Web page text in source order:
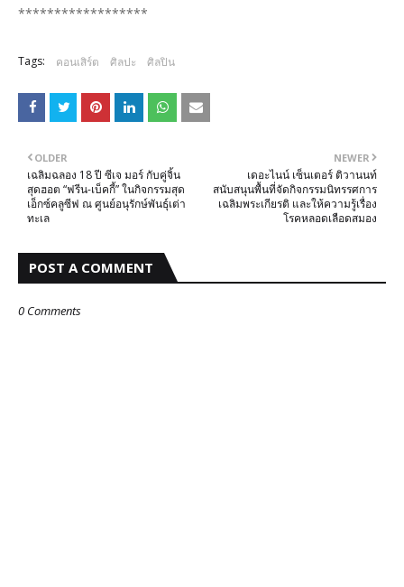
******************
Tags: คอนเสิร์ต ศิลปะ ศิลปิน
NEWER
เดอะไนน์ เซ็นเตอร์ ติวานนท์
สนับสนุนพื้นที่จัดกิจกรรมนิทรรศการ
เฉลิมพระเกียรติ และให้ความรู้เรื่อง
โรคหลอดเลือดสมอง
OLDER
เฉลิมฉลอง 18 ปี ซีเจ มอร์ กับคู่จิ้น
สุดฮอต “ฟรีน-เบ็คกี้” ในกิจกรรมสุด
เอ็กซ์คลูซีฟ ณ ศูนย์อนุรักษ์พันธุ์เต่า
ทะเล
POST A COMMENT
0 Comments